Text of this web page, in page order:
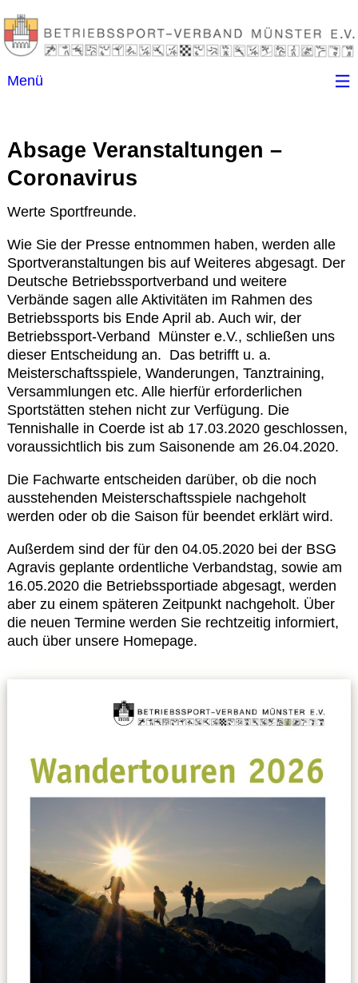
Menü
Kontakt
Ansprechpartner
(B)SGen
Anschriftenverzeichnis
Impressum
Datenschutzerklärung
Sportarten
Spielpläne / Ergebnisse / Tabellen
übergeordnete Verbände
12 Gründe
Chronik
Service
Downloads
Kalender
Site Map
Absage Veranstaltungen –
Coronavirus
Werte Sportfreunde.
Wie Sie der Presse entnommen haben, werden alle
Sportveranstaltungen bis auf Weiteres abgesagt. Der
Deutsche Betriebssportverband und weitere
Verbände sagen alle Aktivitäten im Rahmen des
Betriebssports bis Ende April ab. Auch wir, der
Betriebssport-Verband Münster e.V., schließen uns
dieser Entscheidung an. Das betrifft u. a.
Meisterschaftsspiele, Wanderungen, Tanztraining,
Versammlungen etc. Alle hierfür erforderlichen
Sportstätten stehen nicht zur Verfügung. Die
Tennishalle in Coerde ist ab 17.03.2020 geschlossen,
voraussichtlich bis zum Saisonende am 26.04.2020.
Die Fachwarte entscheiden darüber, ob die noch
ausstehenden Meisterschaftsspiele nachgeholt
werden oder ob die Saison für beendet erklärt wird.
Außerdem sind der für den 04.05.2020 bei der BSG
Agravis geplante ordentliche Verbandstag, sowie am
16.05.2020 die Betriebssportiade abgesagt, werden
aber zu einem späteren Zeitpunkt nachgeholt. Über
die neuen Termine werden Sie rechtzeitig informiert,
auch über unsere Homepage.